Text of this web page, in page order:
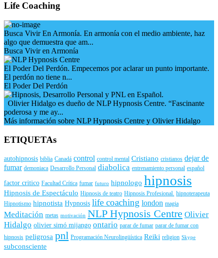
Life Coaching
Busca Vivir En Armonía. En armonía con el medio ambiente, haz
algo que demuestra que am...
Busca Vivir en Armonía
El Poder Del Perdón. Empecemos por aclarar un punto importante.
El perdón no tiene n...
El Poder Del Perdón
Olivier Hidalgo es dueño de NLP Hypnosis Centre. “Fascinante
poderosa y me ay...
Más información sobre NLP Hypnosis Centre y Olivier Hidalgo
ETIQUETAs
autohipnosis biblia Canadá control control mental Cristiano cristianos dejar de
fumar demoniaca Desarrollo Personal diabolica entrenamiento personal español
factor critico Facultad Crítica fumar futuro hipnologo hipnosis
Hipnosis de Espectáculo Hipnosis de teatro Hipnosis Profesional. hipnoterapeuta
Hipnotismo hipnotista Hypnosis life coaching london magia
Meditación metas motivación NLP Hypnosis Centre Olivier
Hidalgo olivier simó mijango ontario parar de fumar parar de fumar con
hipnosis peligrosa pnl Programación Neurolingüística Reiki religion Skype
subconsciente